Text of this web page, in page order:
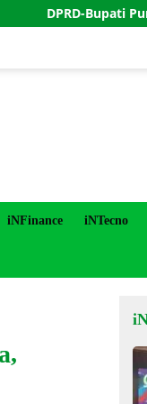
Bupati Purworejo
iNFinance iNTecno